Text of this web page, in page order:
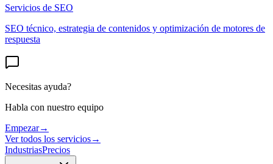
Servicios de SEO
SEO técnico, estrategia de contenidos y optimización de motores de
respuesta
Necesitas ayuda?
Habla con nuestro equipo
Empezar→
Ver todos los servicios→
IndustriasPrecios